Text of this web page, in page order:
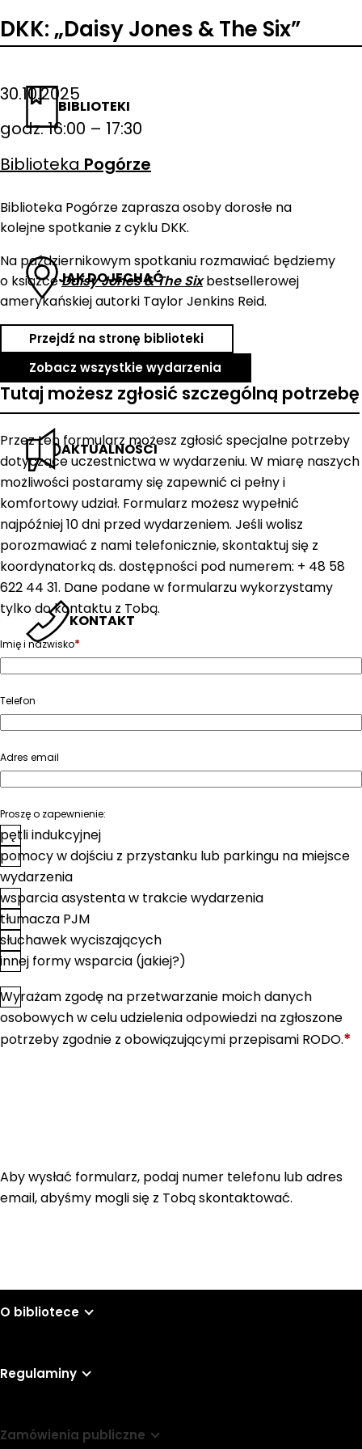
BIBLIOTEKI
JAK DOJECHAĆ
AKTUALNOŚCI
KONTAKT
DKK: „Daisy Jones & The Six”
30.10.2025
godz. 16:00 – 17:30
Biblioteka Pogórze
Biblioteka Pogórze zaprasza osoby dorosłe na
kolejne spotkanie z cyklu DKK.
Na październikowym spotkaniu rozmawiać będziemy
o książceDaisy Jones & The Sixbestsellerowej
amerykańskiej autorki Taylor Jenkins Reid.
Przejdź na stronę biblioteki
Zobacz wszystkie wydarzenia
Tutaj możesz zgłosić szczególną potrzebę
Przez ten formularz możesz zgłosić specjalne potrzeby
dotyczące uczestnictwa w wydarzeniu. W miarę naszych
możliwości postaramy się zapewnić ci pełny i
komfortowy udział. Formularz możesz wypełnić
najpóźniej 10 dni przed wydarzeniem. Jeśli wolisz
porozmawiać z nami telefonicznie, skontaktuj się z
koordynatorką ds. dostępności pod numerem: + 48 58
622 44 31. Dane podane w formularzu wykorzystamy
tylko do kontaktu z Tobą.
Imię i nazwisko*
Telefon
Adres email
Proszę o zapewnienie:
pętli indukcyjnej
pomocy w dojściu z przystanku lub parkingu na miejsce
wydarzenia
wsparcia asystenta w trakcie wydarzenia
tłumacza PJM
słuchawek wyciszających
innej formy wsparcia (jakiej?)
Zgoda*
Wyrażam zgodę na przetwarzanie moich danych
osobowych w celu udzielenia odpowiedzi na zgłoszone
potrzeby zgodnie z obowiązującymi przepisami RODO.*
Aby wysłać formularz, podaj numer telefonu lub adres
email, abyśmy mogli się z Tobą skontaktować.
O bibliotece
Regulaminy
Zamówienia publiczne